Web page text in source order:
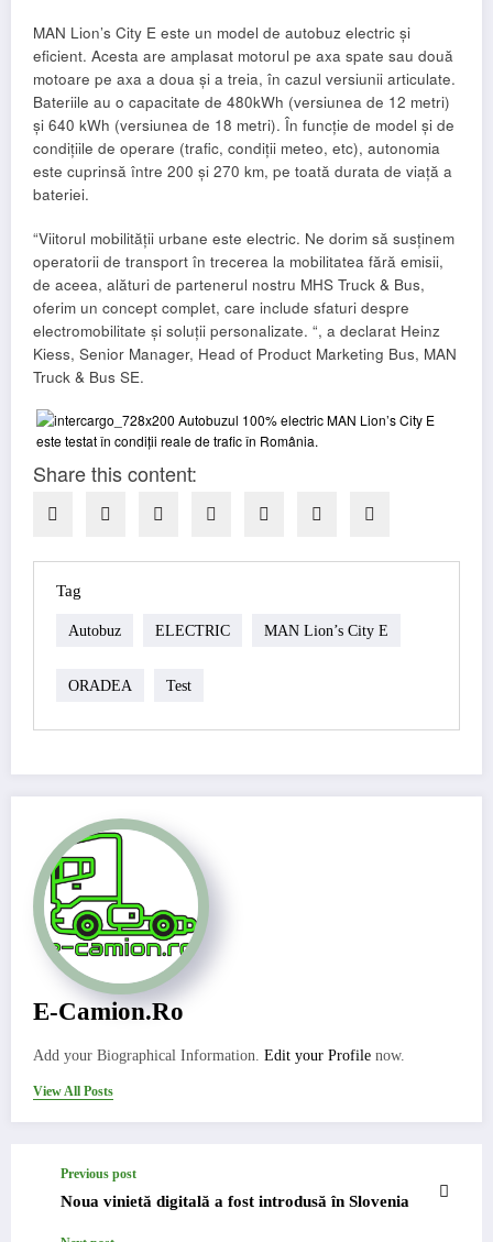
MAN Lion’s City E este un model de autobuz electric și
eficient. Acesta are amplasat motorul pe axa spate sau două
motoare pe axa a doua și a treia, în cazul versiunii articulate.
Bateriile au o capacitate de 480kWh (versiunea de 12 metri)
și 640 kWh (versiunea de 18 metri). În funcție de model și de
condițiile de operare (trafic, condiții meteo, etc), autonomia
este cuprinsă între 200 și 270 km, pe toată durata de viață a
bateriei.
“Viitorul mobilității urbane este electric. Ne dorim să susținem
operatorii de transport în trecerea la mobilitatea fără emisii,
de aceea, alături de partenerul nostru MHS Truck & Bus,
oferim un concept complet, care include sfaturi despre
electromobilitate și soluții personalizate. “, a declarat Heinz
Kiess, Senior Manager, Head of Product Marketing Bus, MAN
Truck & Bus SE.
Share this content:
Tag
Autobuz ELECTRIC MAN Lion’s City E
ORADEA Test
E-Camion.ro
Add your Biographical Information. Edit your Profile now.
View All Posts
Previous post
Noua vinietă digitală a fost introdusă în Slovenia